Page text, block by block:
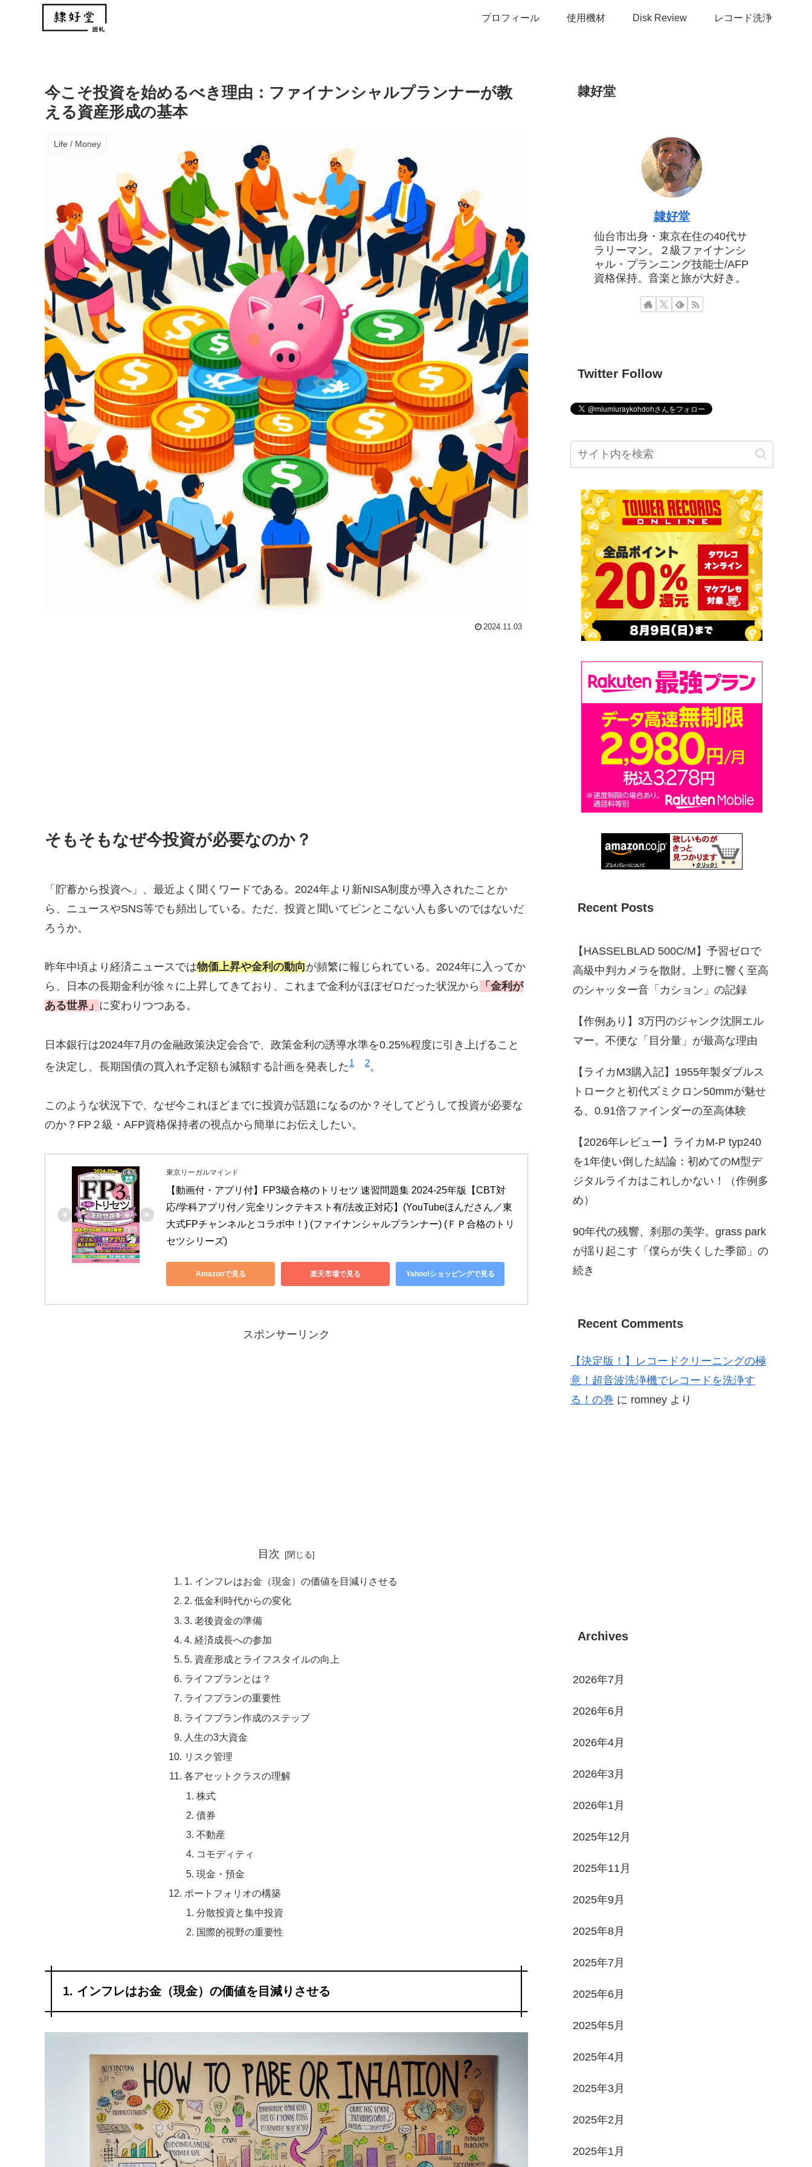
プロフィール 使用機材 Disk Review レコード洗浄
今こそ投資を始めるべき理由：ファイナンシャルプランナーが教
える資産形成の基本
Life / Money
2024.11.03
そもそもなぜ今投資が必要なのか？
「貯蓄から投資へ」、最近よく聞くワードである。2024年より新NISA制度が導入されたことか
ら、ニュースやSNS等でも頻出している。ただ、投資と聞いてピンとこない人も多いのではないだ
ろうか。
昨年中頃より経済ニュースでは物価上昇や金利の動向が頻繁に報じられている。2024年に入ってか
ら、日本の長期金利が徐々に上昇してきており、これまで金利がほぼゼロだった状況から
「金利が
ある世界」 に変わりつつある。
日本銀行は2024年7月の金融政策決定会合で、政策金利の誘導水準を0.25%程度に引き上げること
を決定し、長期国債の買入れ予定額も減額する計画を発表した1 2。
このような状況下で、なぜ今これほどまでに投資が話題になるのか？そしてどうして投資が必要な
のか？FP２級・AFP資格保持者の視点から簡単にお伝えしたい。
東京リーガルマインド
【動画付・アプリ付】FP3級合格のトリセツ 速習問題集 2024-25年版【CBT対
応/学科アプリ付／完全リンクテキスト有/法改正対応】(YouTubeほんださん／東
大式FPチャンネルとコラボ中！) (ファイナンシャルプランナー) (ＦＰ合格のトリ
セツシリーズ)
Amazonで見る 楽天市場で見る Yahoo!ショッピングで見る
スポンサーリンク
目次
1. インフレはお金（現金）の価値を目減りさせる
2. 低金利時代からの変化
3. 老後資金の準備
4. 経済成長への参加
5. 資産形成とライフスタイルの向上
ライフプランとは？
ライフプランの重要性
ライフプラン作成のステップ
人生の3大資金
リスク管理
各アセットクラスの理解
株式
債券
不動産
コモディティ
現金・預金
ポートフォリオの構築
分散投資と集中投資
国際的視野の重要性
1. インフレはお金（現金）の価値を目減りさせる
隷好堂
隷好堂
仙台市出身・東京在住の40代サ
ラリーマン。２級ファイナンシ
ャル・プランニング技能士/AFP
資格保持。音楽と旅が大好き。
Twitter Follow
Recent Posts
【HASSELBLAD 500C/M】予習ゼロで
高級中判カメラを散財。上野に響く至高
のシャッター音「カション」の記録
【作例あり】3万円のジャンク沈胴エル
マー。不便な「目分量」が最高な理由
【ライカM3購入記】1955年製ダブルス
トロークと初代ズミクロン50mmが魅せ
る、0.91倍ファインダーの至高体験
【2026年レビュー】ライカM-P typ240
を1年使い倒した結論：初めてのM型デ
ジタルライカはこれしかない！（作例多
め）
90年代の残響、刹那の美学。grass park
が揺り起こす「僕らが失くした季節」の
続き
Recent Comments
【決定版！】レコードクリーニングの極
意！超音波洗浄機でレコードを洗浄す
る！の巻 に romney より
Archives
2026年7月
2026年6月
2026年4月
2026年3月
2026年1月
2025年12月
2025年11月
2025年9月
2025年8月
2025年7月
2025年6月
2025年5月
2025年4月
2025年3月
2025年2月
2025年1月